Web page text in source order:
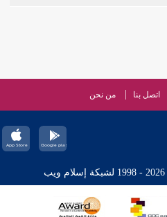
اتصل بنا من نحن